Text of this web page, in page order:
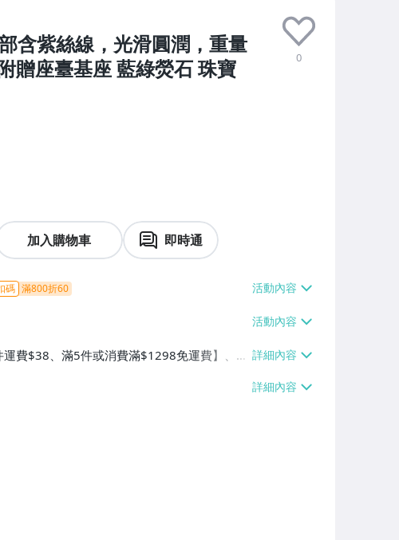
含紫絲線，光滑圓潤，重量
贈座臺基座 藍綠熒石 珠寶
0
加入購物車 即時通
碼 滿800折60
運費$38、滿5件或消費滿$1298免運費】、7-
費】、萊爾富取貨付款【單件運費$60、滿5件
宅配/貨運【單件運費$120、滿5件或消費滿